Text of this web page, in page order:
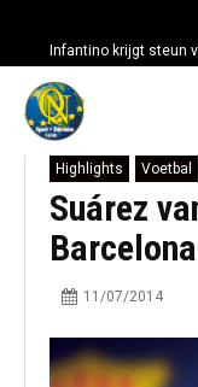
Infantino krijgt steun
Highlights Voetbal
Suárez
Barcelona
11/07/2014